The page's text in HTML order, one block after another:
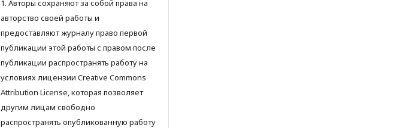
1. Авторы сохраняют за собой права на
авторство своей работы и
предоставляют журналу право первой
публикации этой работы с правом после
публикации распространять работу на
условиях лицензии Creative Commons
Attribution License, которая позволяет
другим лицам свободно
распространять опубликованную работу